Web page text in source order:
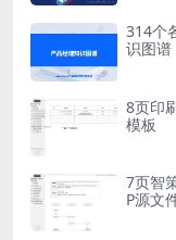
314个
识图谱
8页印
模板
7页智
P源文